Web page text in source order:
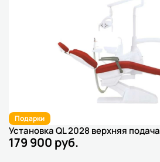
Подарки
Установка QL 2028 верхняя подача
179 900 руб.